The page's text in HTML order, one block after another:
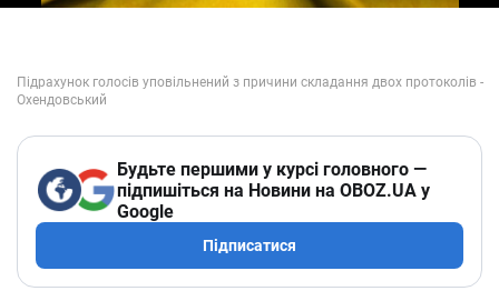
Будьте першими у курсі головного —
підпишіться на Новини на OBOZ.UA у
Google
Підписатися